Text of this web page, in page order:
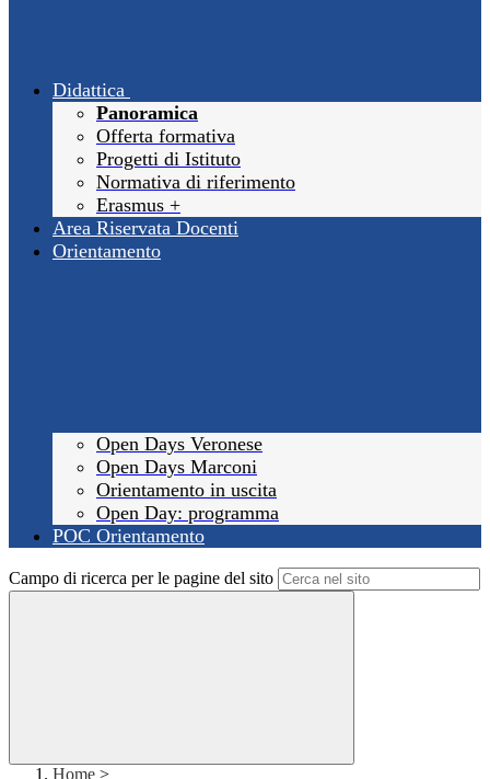
Didattica
Panoramica
Offerta formativa
Progetti di Istituto
Normativa di riferimento
Erasmus +
Area Riservata Docenti
Orientamento
Open Days Veronese
Open Days Marconi
Orientamento in uscita
Open Day: programma
POC Orientamento
Campo di ricerca per le pagine del sito
Home >